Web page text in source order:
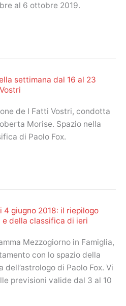
al 6 ottobre 2019.
settimana dal 16 al 23
de I Fatti Vostri, condotta
Morise. Spazio nella
di Paolo Fox.
4 giugno 2018: il riepilogo
della classifica di ieri
Mezzogiorno in Famiglia,
con lo spazio della
di Paolo Fox. Vi
previsioni valide dal 3 al 10